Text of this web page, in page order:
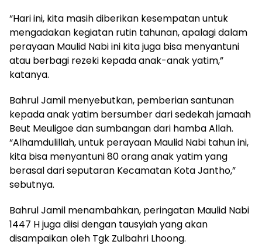
“Hari ini, kita masih diberikan kesempatan untuk
mengadakan kegiatan rutin tahunan, apalagi dalam
perayaan Maulid Nabi ini kita juga bisa menyantuni
atau berbagi rezeki kepada anak-anak yatim,”
katanya.
Bahrul Jamil menyebutkan, pemberian santunan
kepada anak yatim bersumber dari sedekah jamaah
Beut Meuligoe dan sumbangan dari hamba Allah.
“Alhamdulillah, untuk perayaan Maulid Nabi tahun ini,
kita bisa menyantuni 80 orang anak yatim yang
berasal dari seputaran Kecamatan Kota Jantho,”
sebutnya.
Bahrul Jamil menambahkan, peringatan Maulid Nabi
1447 H juga diisi dengan tausyiah yang akan
disampaikan oleh Tgk Zulbahri Lhoong.